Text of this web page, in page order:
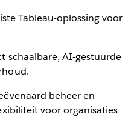
Tableau-oplossing voor
schaalbare, AI-gestuurde
beheer en
voor organisaties